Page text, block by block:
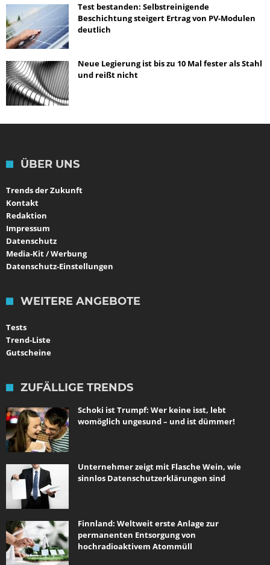
Test bestanden: Selbstreinigende
Beschichtung steigert Ertrag von PV-Modulen
deutlich
Neue Legierung ist bis zu 10 Mal fester als Stahl
und reißt nicht
ÜBER UNS
Trends der Zukunft
Kontakt
Redaktion
Impressum
Datenschutz
Media-Kit / Werbung
Datenschutz-Einstellungen
WEITERE ANGEBOTE
Tests
Trend-Liste
Gutscheine
ZUFÄLLIGE TRENDS
Schoki ist Trumpf: Wer keine isst, lebt
womöglich ungesund – und ist dümmer!
Unternehmer zeigt mit Flasche Wein, wie
sinnlos Datenschutzerklärungen sind
Finnland: Weltweit erste Anlage zur
permanenten Entsorgung von
hochradioaktivem Atommüll